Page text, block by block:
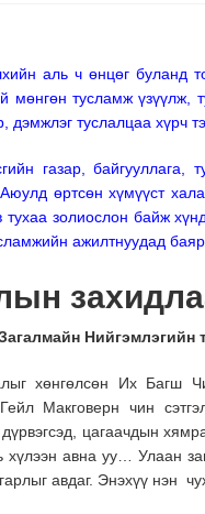
аль ч өнцөг буланд
мөнгөн тусламж үзүүлж,
дэмжлэг туслалцаа хүрч
газар,
өртсөн хүмүүст
золиослон байж
ажилтнуудад
Нийгэмлэгийн
хөнгөлсөн Их Багш
Гейл Макговерн чин
цагаачдын
хүлээн авна уу… Улаан
авдаг. Энэхүү нэн